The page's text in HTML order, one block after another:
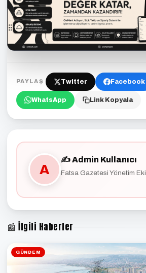
PAYLAŞ Twitter Facebook
WhatsApp Link Kopyala
A
✍️ Admin Kullanıcı
Fatsa Gazetesi Yönetim
📰 İlgili Haberler
GÜNDEM